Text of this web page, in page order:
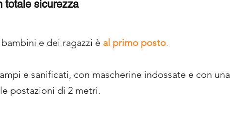
totale sicurezza
e dei ragazzi è al primo posto.
e sanificati, con mascherine indossate e con una
postazioni di 2 metri.